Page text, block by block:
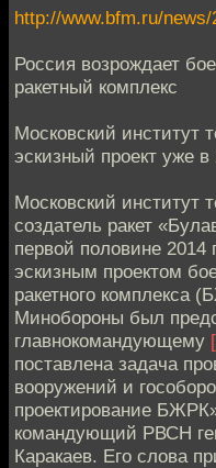
http://www.bfm.ru/
Россия возрождает
ракетный комплекс
Московский институт
эскизный проект уже в
Московский институт
создатель ракет
первой половине 2014
эскизным проектом
ракетного комплекса
Минобороны был
главнокомандующему
поставлена задача
вооружений и
проектирование
командующий РВСН
Каракаев. Его слова